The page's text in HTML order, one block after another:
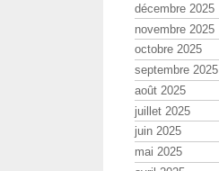
décembre 2025
novembre 2025
octobre 2025
septembre 2025
août 2025
juillet 2025
juin 2025
mai 2025